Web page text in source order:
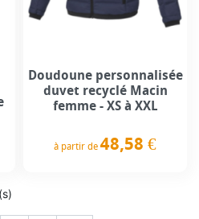
Doudoune personnalisée
duvet recyclé Macin
femme - XS à XXL
à partir de 48,58 €